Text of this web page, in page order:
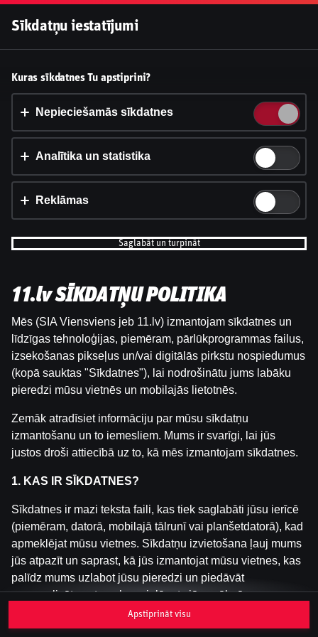
Šai spēlei nav pieejama demo versija. Lūdzu,
pieslēdzies, lai spēlētu ar īstu naudu.
Pieslēgties
Vai pieņemt sīkdatnes?
Šī vietne izmanto 3 dažādu veidu sīkdatnes: obligāti
nepieciešamās, analītikas un statistikas, reklāmas.
Iestatījumi un informācija
Sīkdatņu iestatījumi
Kuras sīkdatnes Tu apstiprini?
Nepieciešamās sīkdatnes
Analītika un statistika
Reklāmas
Saglabāt un turpināt
11.lv SĪKDATŅU POLITIKA
Mēs (SIA Viensviens jeb 11.lv) izmantojam sīkdatnes un
līdzīgas tehnoloģijas, piemēram, pārlūkprogrammas failus,
izsekošanas pikseļus un/vai digitālās pirkstu nospiedumus
(kopā sauktas "Sīkdatnes"), lai nodrošinātu jums labāku
pieredzi mūsu vietnēs un mobilajās lietotnēs.
Zemāk atradīsiet informāciju par mūsu sīkdatņu
izmantošanu un to iemesliem. Mums ir svarīgi, lai jūs
justos droši attiecībā uz to, kā mēs izmantojam sīkdatnes.
1. KAS IR SĪKDATNES?
Sīkdatnes ir mazi teksta faili, kas tiek saglabāti jūsu ierīcē
(piemēram, datorā, mobilajā tālrunī vai planšetdatorā), kad
apmeklējat mūsu vietnes. Sīkdatņu izvietošana ļauj mums
jūs atpazīt un saprast, kā jūs izmantojat mūsu vietnes, kas
palīdz mums uzlabot jūsu pieredzi un piedāvāt
personalizētu saturu, kas pielāgots jūsu vēlmēm.
Sīkdatnes var būt pagaidu (tā sauktas "sesijas sīkdatnes")
Apstiprināt visu